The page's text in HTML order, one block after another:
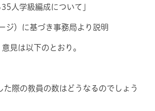
35人学級編成について」
ジ）に基づき事務局より説明
見は以下のとおり。
た際の教員の数はどうなるのでしょう